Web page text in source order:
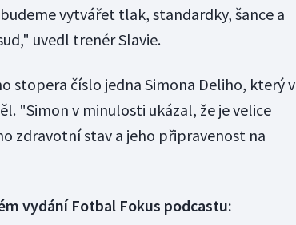
vytvářet tlak, standardky, šance a
uvedl trenér Slavie.
stopera číslo jedna Simona Deliho, který v
"Simon v minulosti ukázal, že je velice
zdravotní stav a jeho připravenost na
vydání Fotbal Fokus podcastu: